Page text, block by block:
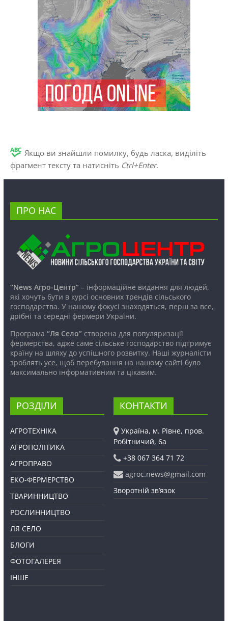
Якщо ви знайшли помилку, будь ласка, виділіть
фрагмент тексту та натисніть Ctrl+Enter.
ПРО НАС
“News Агро-Центр”– інформаційне видання для людей,
які хочуть бути в курсі основних трендів сільського
господарства. У нашому фокусі знаходяться, перш за все,
дрібні та середні фермери України.
Програма “Ля Село”створена для популяризації
фермерства, адже саме сільське господарство підтримує
країну на шляху до успішного розвитку. Наші журналісти
зроблять усе, щоб перебування на нашому сайті було
максимально інформативним та цікавим.
РОЗДІЛИ
АГРОТЕХНІКА
АГРОПОЛІТИКА
АГРОПРАВО
ЕКО-ФЕРМЕРСТВО
ТВАРИННИЦТВО
РОСЛИННИЦТВО
ЛЯ СЕЛО
БЛОГИ
ФОТОГАЛЕРЕЯ
ІНШЕ
КОНТАКТИ
Україна, м. Рівне, пров.
Робітничий, 6а
+38 067 364 71 72
agroc.news@gmail.com
Зворотній зв’язок